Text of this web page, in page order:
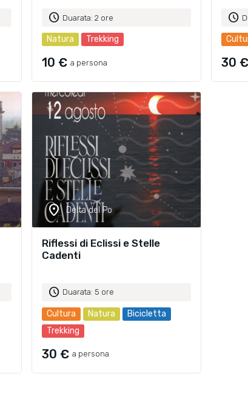
schedule Duarata: 2 ore
Natura Trekking
10 € a persona
schedule
30 €
location_on Delta del Po
Riflessi di Eclissi e Stelle
Cadenti
schedule Duarata: 5 ore
Cultura Natura
Bicicletta
Trekking
30 € a persona